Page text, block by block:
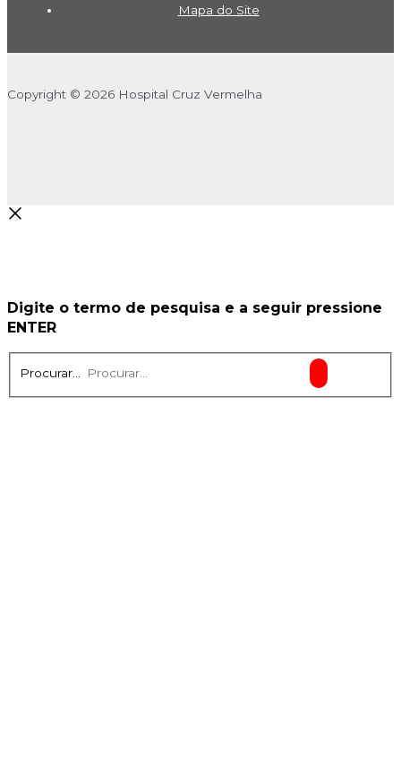
Mapa do Site
Copyright © 2026 Hospital Cruz Vermelha
Digite o termo de pesquisa e a seguir pressione
ENTER
Procurar...